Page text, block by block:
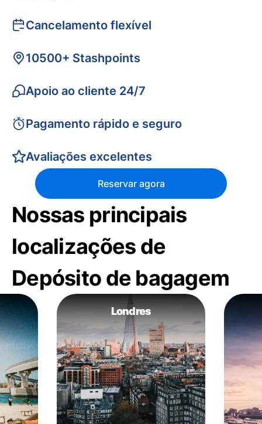
Cancelamento flexível
10500+ Stashpoints
Apoio ao cliente 24/7
Pagamento rápido e seguro
Avaliações excelentes
Reservar agora
Nossas principais
localizações de
Depósito de bagagem
Londres